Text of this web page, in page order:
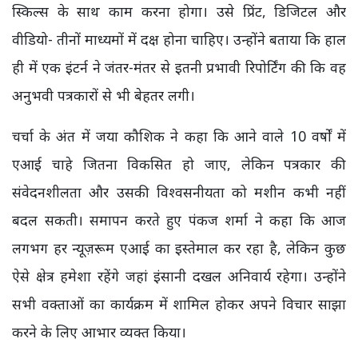
स्किल्स के साथ काम करना होगा। उसे प्रिंट, डिजिटल और
वीडियो- तीनों माध्यमों में दक्ष होना चाहिए। उन्होंने बताया कि हाल
ही में एक इंटर्न ने जंतर-मंतर से इतनी प्रभावी रिपोर्टिंग की कि वह
अनुभवी पत्रकारों से भी बेहतर लगी।
चर्चा के अंत में जया कौशिक ने कहा कि आने वाले 10 वर्षों में
एआई चाहे जितना विकसित हो जाए, लेकिन पत्रकार की
संवेदनशीलता और उसकी विश्वसनीयता को मशीन कभी नहीं
बदल सकती। समापन करते हुए पंकज शर्मा ने कहा कि आज
लगभग हर न्यूज़रूम एआई का इस्तेमाल कर रहा है, लेकिन कुछ
ऐसे क्षेत्र हमेशा रहेंगे जहां इंसानी दखल अनिवार्य रहेगा। उन्होंने
सभी वक्ताओं का कार्यक्रम में शामिल होकर अपने विचार साझा
करने के लिए आभार व्यक्त किया।